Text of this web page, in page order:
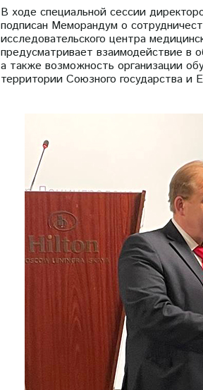
В ходе специальной сессии
подписан Меморандум о
исследовательского центра
предусматривает взаимодействие в
а также возможность организации
территории Союзного государства и